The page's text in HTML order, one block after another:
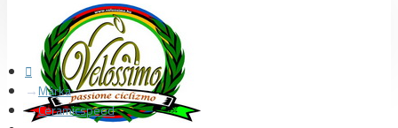
Márka
Ceramicspeed